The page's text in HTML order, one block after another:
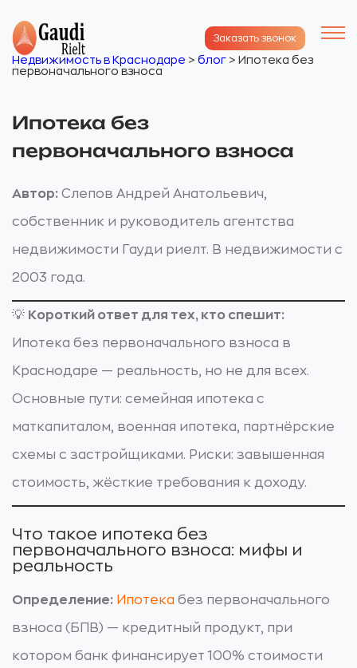
Заказать звонок
Недвижимость в Краснодаре > блог > Ипотека без
первоначального взноса
Ипотека без
первоначального взноса
Автор: Слепов Андрей Анатольевич,
собственник и руководитель агентства
недвижимости Гауди риелт. В недвижимости с
2003 года.
💡 Короткий ответ для тех, кто спешит:
Ипотека без первоначального взноса в
Краснодаре — реальность, но не для всех.
Основные пути: семейная ипотека с
маткапиталом, военная ипотека, партнёрские
схемы с застройщиками. Риски: завышенная
стоимость, жёсткие требования к доходу.
Что такое ипотека без
первоначального взноса: мифы и
реальность
Определение: Ипотека без первоначального
взноса (БПВ) — кредитный продукт, при
котором банк финансирует 100% стоимости